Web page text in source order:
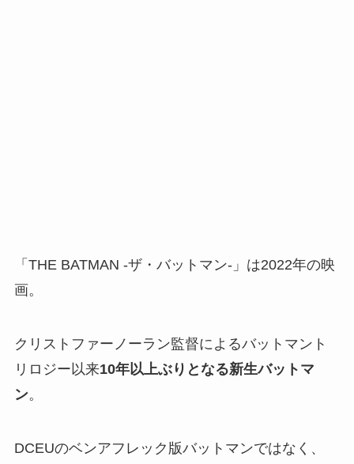
「THE BATMAN -ザ・バットマン-」は2022年の映
画。
クリストファーノーラン監督によるバットマント
リロジー以来10年以上ぶりとなる新生バットマ
ン。
DCEUのベンアフレック版バットマンではなく、